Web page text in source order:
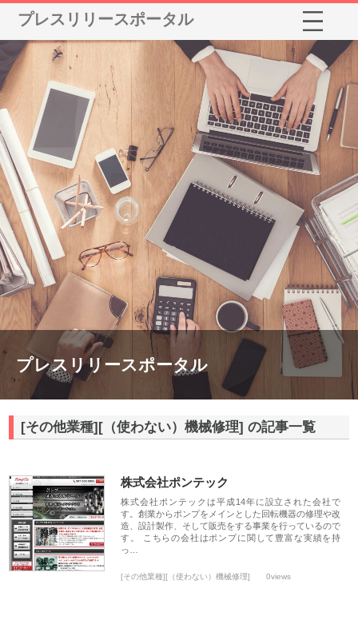
プレスリリースポータル
プレスリリースポータル
[その他業種][（使わない）機械修理] の記事一覧
株式会社ポンテック
株式会社ポンテックは平成14年に設立された会社で
す。創業からポンプをメインとした回転機器の修理や改
造、設計製作、そして販売をする事業を行っているので
す。 こちらの会社はポンプに関して豊富な実績を持
っ…
[その他業種][（使わない）機械修理] 0views